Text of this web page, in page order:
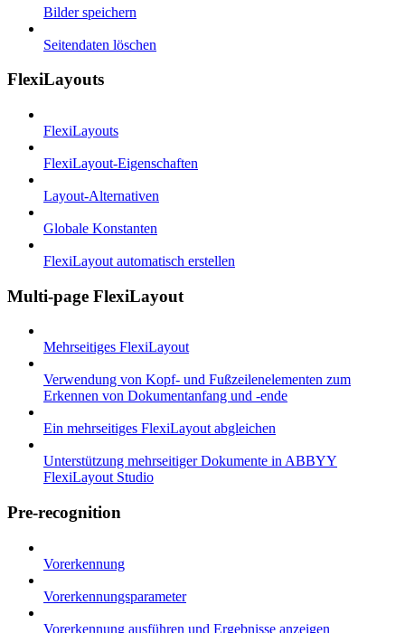
Bilder speichern
Seitendaten löschen
FlexiLayouts
FlexiLayouts
FlexiLayout-Eigenschaften
Layout-Alternativen
Globale Konstanten
FlexiLayout automatisch erstellen
Multi-page FlexiLayout
Mehrseitiges FlexiLayout
Verwendung von Kopf- und Fußzeilenelementen zum
Erkennen von Dokumentanfang und -ende
Ein mehrseitiges FlexiLayout abgleichen
Unterstützung mehrseitiger Dokumente in ABBYY
FlexiLayout Studio
Pre-recognition
Vorerkennung
Vorerkennungsparameter
Vorerkennung ausführen und Ergebnisse anzeigen